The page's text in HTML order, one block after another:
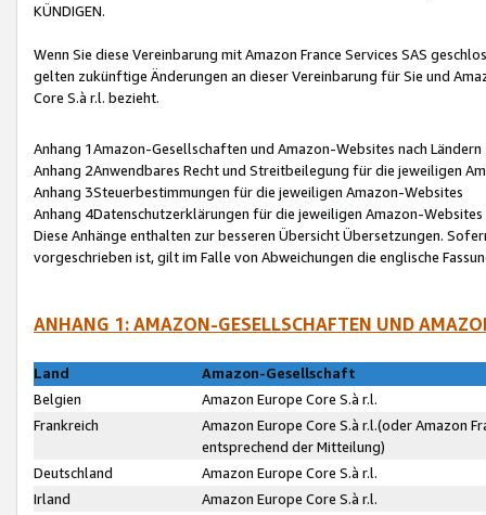
KÜNDIGEN.
Wenn Sie diese Vereinbarung mit Amazon France Services SAS
gelten zukünftige Änderungen an dieser Vereinbarung für Sie und
Core S.à r.l. bezieht.
Anhang 1Amazon-Gesellschaften und Amazon-Websites nach Ländern
Anhang 2Anwendbares Recht und Streitbeilegung für die jeweiligen
Anhang 3Steuerbestimmungen für die jeweiligen Amazon-Websites
Anhang 4Datenschutzerklärungen für die jeweiligen Amazon-Websites
Diese Anhänge enthalten zur besseren Übersicht Übersetzungen.
vorgeschrieben ist, gilt im Falle von Abweichungen die englische
ANHANG 1: AMAZON-GESELLSCHAFTEN UND
Land
Amazon-Gesellschaft
Belgien
Amazon Europe Core S.à r.l.
Frankreich
Amazon Europe Core S.à r.l.(oder Amazon
entsprechend der Mitteilung)
Deutschland
Amazon Europe Core S.à r.l.
Irland
Amazon Europe Core S.à r.l.